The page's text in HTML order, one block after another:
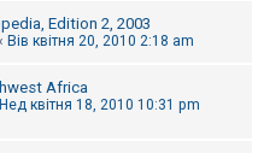
Edition 2, 2003
Вів квітня 20, 2010 2:18 am
Africa
Нед квітня 18, 2010 10:31 pm